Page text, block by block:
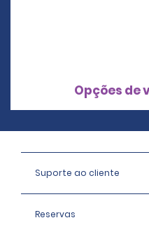
Opções de
Suporte ao cliente
Reservas